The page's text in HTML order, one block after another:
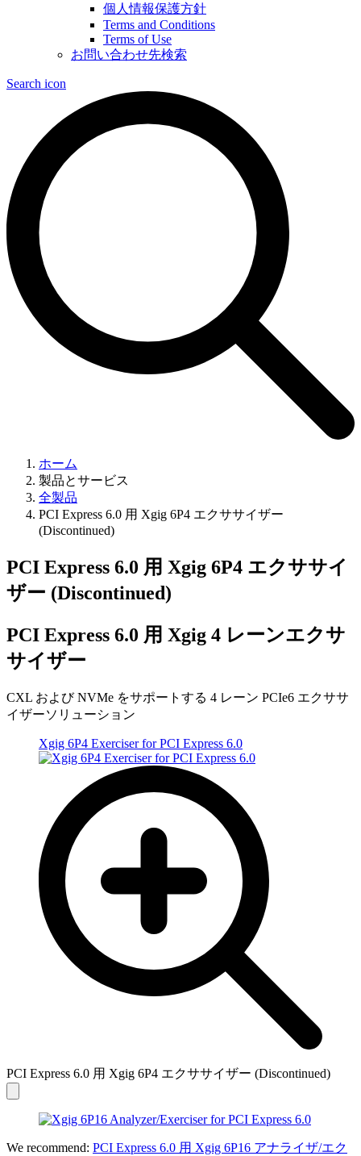
個人情報保護方針
Terms and Conditions
Terms of Use
お問い合わせ先検索
Search icon
ホーム
製品とサービス
全製品
PCI Express 6.0 用 Xgig 6P4 エクササイザー
(Discontinued)
PCI Express 6.0 用 Xgig 6P4 エクササイ
ザー (Discontinued)
PCI Express 6.0 用 Xgig 4 レーンエクサ
サイザー
CXL および NVMe をサポートする 4 レーン PCIe6 エクササ
イザーソリューション
Xgig 6P4 Exerciser for PCI Express 6.0
PCI Express 6.0 用 Xgig 6P4 エクササイザー (Discontinued)
We recommend: PCI Express 6.0 用 Xgig 6P16 アナライザ/エク